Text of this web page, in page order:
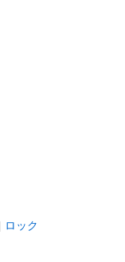
ロック